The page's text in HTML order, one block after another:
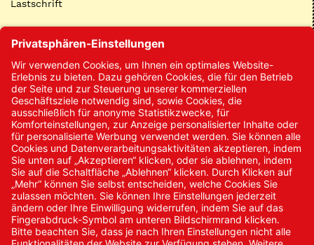
Lastschrift
Kontakt
Kontakt/Anfrage
Neukundenanmeldung
Kennwort vergessen
Bestellungen
Sendung verfolgen